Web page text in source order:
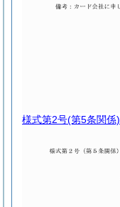
様式第2号(第5条関係)